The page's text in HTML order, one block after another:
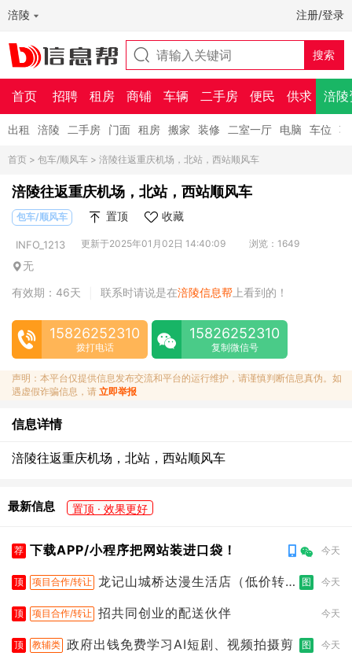
涪陵 注册/登录
首页 招聘 租房 商铺 车辆 二手房 便民 供求 涪陵
出租 涪陵 二手房 门面 租房 搬家 装修 二室一厅 电脑 车位
首页 > 包车/顺风车 > 涪陵往返重庆机场，北站，西站顺风车
涪陵往返重庆机场，北站，西站顺风车
包车/顺风车 置顶 收藏
INFO_1213 更新于2025年01月02日 14:40:09 浏览：1649
无
有效期：46天
联系时请说是在涪陵信息帮 上看到的！
15826252310
拨打电话
15826252310
复制微信号
声明：本平台仅提供信息发布交流和平台的运行维护，请谨慎判断信息真伪。如
遇虚假诈骗信息，请 立即举报
信息详情
涪陵往返重庆机场，北站，西站顺风车
最新信息 置顶 · 效果更好
荐 下载APP/小程序把网站装进口袋！ 今天
顶 项目合作/转让 龙记山城桥达漫生活店（低价转
图 今天
顶 项目合作/转让 招共同创业的配送伙伴 今天
顶 教辅类 政府出钱免费学习AI短剧、视频拍摄剪 图 今天